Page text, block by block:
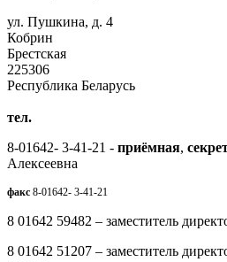
ул. Пушкина, д. 4
Кобрин
Брестская
225306
Республика Беларусь
тел.
8-01642- 3-41-21 - приёмная,
Алексеевна
факс 8-01642- 3-41-21
8 01642 59482 – заместитель
8 01642 51207 – заместитель